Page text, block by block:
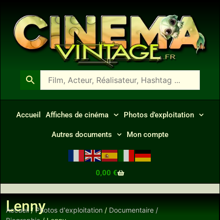
Accueil Affiches de cinéma Photos d’exploitation
Autres documents Mon compte
0,00 €
Lenny
Accueil/ Photos d'exploitation / Documentaire /